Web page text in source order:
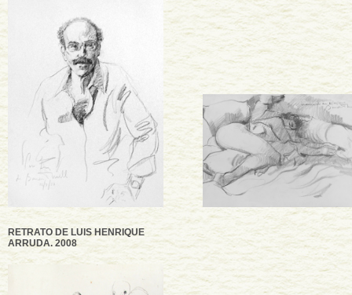
RETRATO DE LUIS HENRIQUE
ARRUDA. 2008